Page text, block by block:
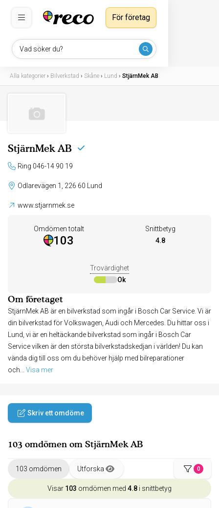
Vad söker du?
För företag
Alla kategorier › Bilverkstad › Skåne › Lund › StjärnMek AB
StjärnMek AB
Ring 046-14 90 19
Odlarevägen 1, 226 60 Lund
www.stjarnmek.se
Omdömen totalt
103
Snittbetyg
4.8
Trovärdighet
Ok
Om företaget
StjärnMek AB är en bilverkstad som ingår i Bosch Car Service. Vi är
din bilverkstad för Volkswagen, Audi och Mercedes. Du hittar oss i
Lund, vi är en heltäckande bilverkstad som ingår i Bosch Car
Service vilken är den största bilverkstadskedjan i världen! Du kan
vända dig till oss om du behöver hjälp med bilreparationer
och
Visa mer
Skriv ett omdöme
103 omdömen om StjärnMek AB
103 omdömen Utforska 0
Visar 103 omdömen med 4.8 i snittbetyg